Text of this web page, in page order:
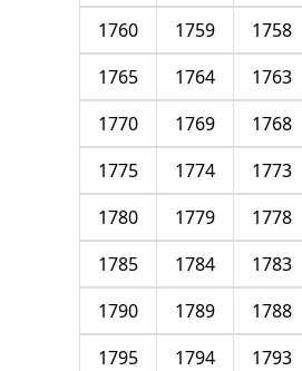
1758
1759
1760
1763
1764
1765
1768
1769
1770
1773
1774
1775
1778
1779
1780
1783
1784
1785
1788
1789
1790
1793
1794
1795